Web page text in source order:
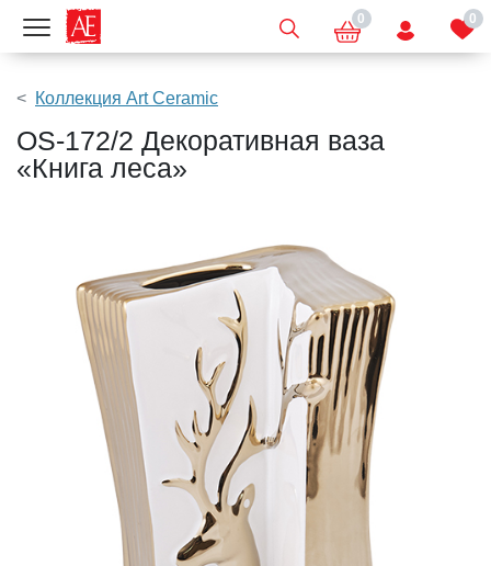
Показать меню 0 0
Коллекция Art Ceramic
OS-172/2 Декоративная ваза
«Книга леса»